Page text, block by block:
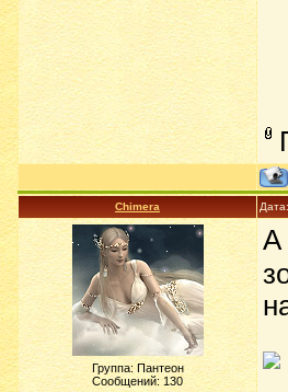
Chimera
Группа: Пантеон
Сообщений: 130
А